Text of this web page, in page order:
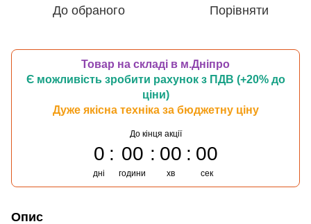
До обраного Порівняти
Товар на складі в м.Дніпро
Є можливість зробити рахунок з ПДВ (+20% до
ціни)
Дуже якісна техніка за бюджетну ціну
До кінця акції
0
дні
00
години
00
хв
00
сек
Опис